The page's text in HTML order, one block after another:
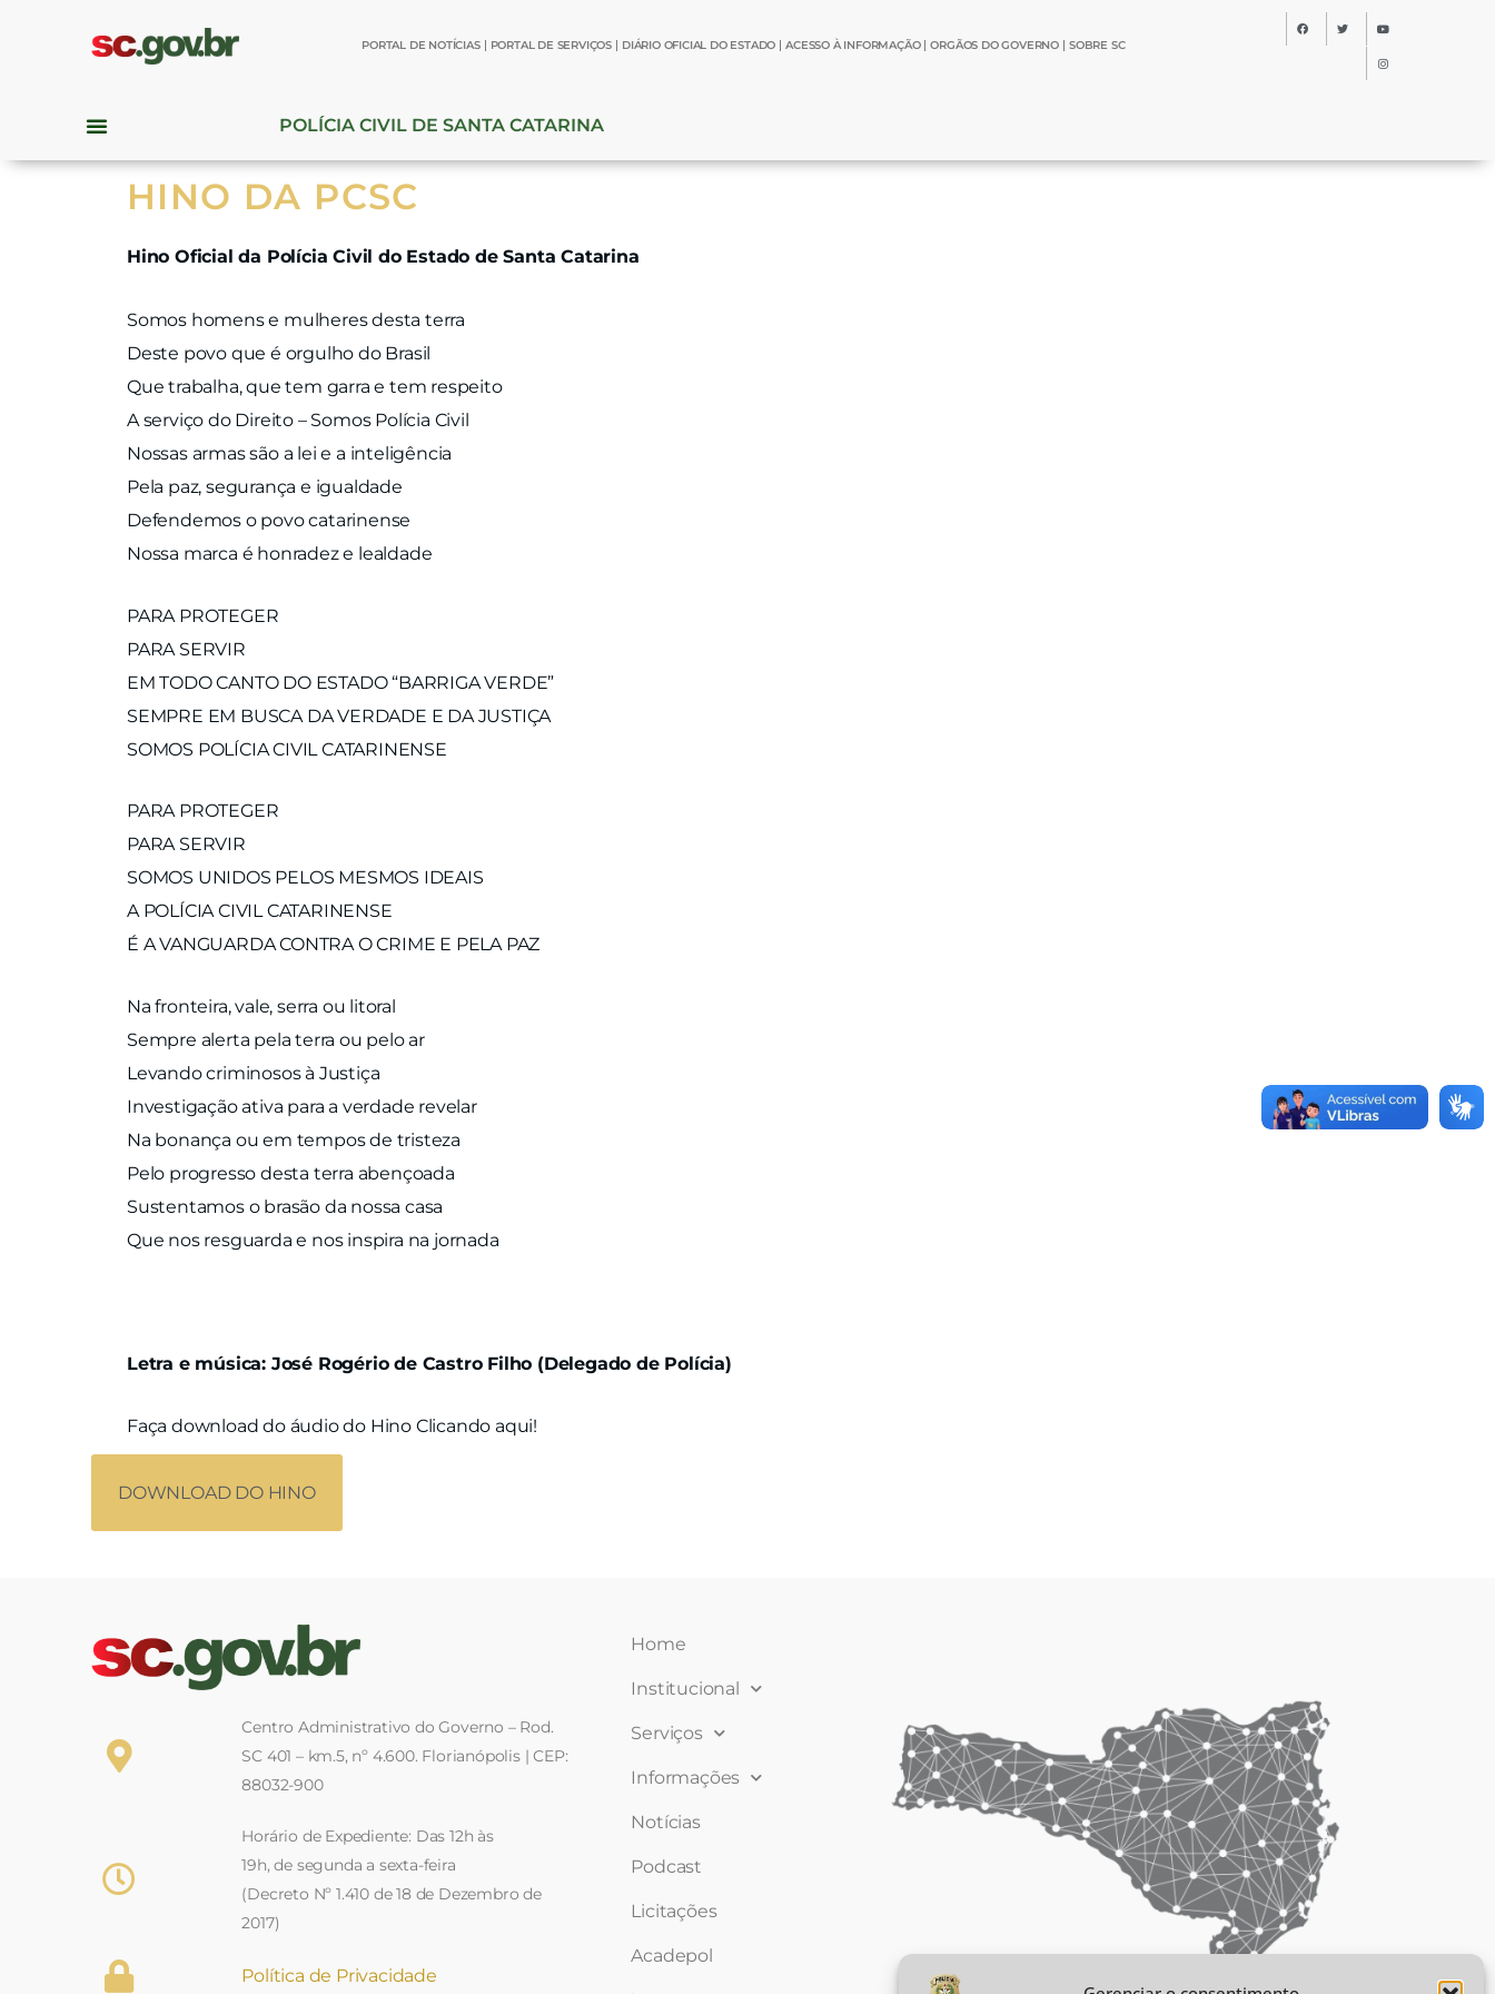
PORTAL DE NOTÍCIAS PORTAL DE SERVIÇOS DIÁRIO OFICIAL DO ESTADO ACESSO À INFORMAÇÃO ORGÃOS DO GOVERNO SOBRE SC
POLÍCIA CIVIL DE SANTA CATARINA
HINO DA PCSC
Hino Oficial da Polícia Civil do Estado de Santa Catarina
Somos homens e mulheres desta terra
Deste povo que é orgulho do Brasil
Que trabalha, que tem garra e tem respeito
A serviço do Direito – Somos Polícia Civil
Nossas armas são a lei e a inteligência
Pela paz, segurança e igualdade
Defendemos o povo catarinense
Nossa marca é honradez e lealdade
PARA PROTEGER
PARA SERVIR
EM TODO CANTO DO ESTADO “BARRIGA VERDE”
SEMPRE EM BUSCA DA VERDADE E DA JUSTIÇA
SOMOS POLÍCIA CIVIL CATARINENSE
PARA PROTEGER
PARA SERVIR
SOMOS UNIDOS PELOS MESMOS IDEAIS
A POLÍCIA CIVIL CATARINENSE
É A VANGUARDA CONTRA O CRIME E PELA PAZ
Na fronteira, vale, serra ou litoral
Sempre alerta pela terra ou pelo ar
Levando criminosos à Justiça
Investigação ativa para a verdade revelar
Na bonança ou em tempos de tristeza
Pelo progresso desta terra abençoada
Sustentamos o brasão da nossa casa
Que nos resguarda e nos inspira na jornada
Letra e música: José Rogério de Castro Filho (Delegado de Polícia)
Faça download do áudio do Hino Clicando aqui!
DOWNLOAD DO HINO
Centro Administrativo do Governo – Rod.
SC 401 – km.5, nº 4.600. Florianópolis | CEP:
88032-900
Horário de Expediente: Das 12h às
19h, de segunda a sexta-feira
(Decreto Nº 1.410 de 18 de Dezembro de
2017)
Política de Privacidade
Home
Institucional
Serviços
Informações
Notícias
Podcast
Licitações
Acadepol